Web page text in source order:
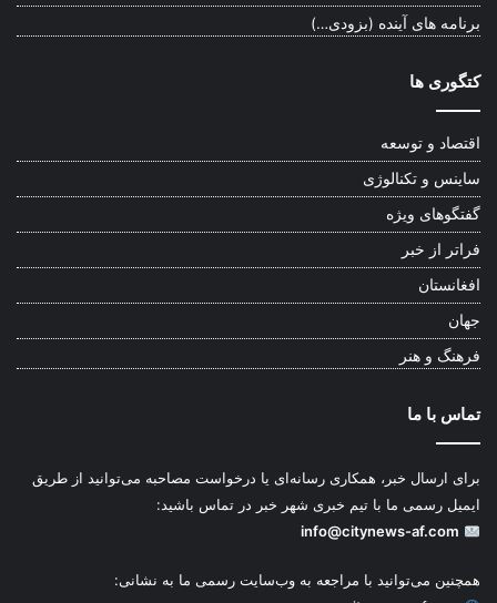
برنامه های آینده (بزودی…)
کتگوری ها
اقتصاد و توسعه
ساینس و تکنالوژی
گفتگوهای ویژه
فراتر از خبر
افغانستان
جهان
فرهنگ و هنر
تماس با ما
برای ارسال خبر، همکاری رسانه‌ای یا درخواست مصاحبه می‌توانید از طریق
ایمیل رسمی ما با تیم خبری شهر خبر در تماس باشید:
info@citynews-af.com
همچنین می‌توانید با مراجعه به وب‌سایت رسمی ما به نشانی: